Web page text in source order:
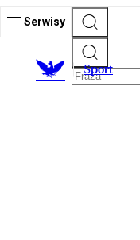
Serwisy
Sport